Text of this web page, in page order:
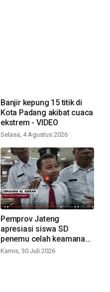
Banjir kepung 15 titik di
Kota Padang akibat cuaca
ekstrem - VIDEO
Selasa, 4 Agustus 2026
Pemprov Jateng
apresiasi siswa SD
penemu celah keamanan
siber NASA - VIDEO
Kamis, 30 Juli 2026